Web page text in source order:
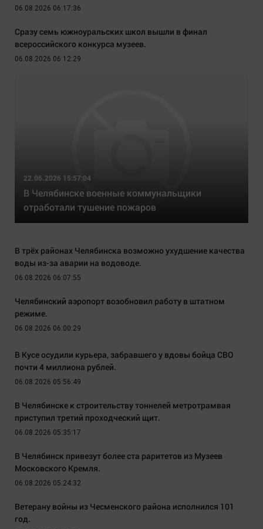
06.08.2026 06:17:36
Сразу семь южноуральских школ вышли в финал
всероссийского конкурса музеев.
06.08.2026 06:12:29
22.06.2026 15:57:04
В Челябинске военные коммунальщики
отработали тушение пожаров
В трёх районах Челябинска возможно ухудшение качества
воды из-за аварии на водоводе.
06.08.2026 06:07:55
Челябинский аэропорт возобновил работу в штатном
режиме.
06.08.2026 06:00:29
В Кусе осудили курьера, забравшего у вдовы бойца СВО
почти 4 миллиона рублей.
06.08.2026 05:56:49
В Челябинске к строительству тоннелей метротрамвая
приступил третий проходческий щит.
06.08.2026 05:35:17
В Челябинск привезут более ста раритетов из Музеев
Московского Кремля.
06.08.2026 05:24:32
Ветерану войны из Чесменского района исполнился 101
год.